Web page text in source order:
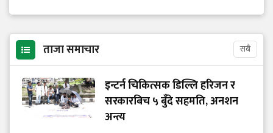
ताजा समाचार सबै
इन्टर्न चिकित्सक डिल्लि हरिजन र
सरकारबिच ५ बुँदे सहमति, अनशन
अन्त्य